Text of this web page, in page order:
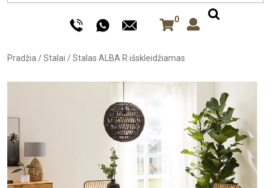
0
Pradžia /Stalai /Stalas ALBA R išskleidžiamas